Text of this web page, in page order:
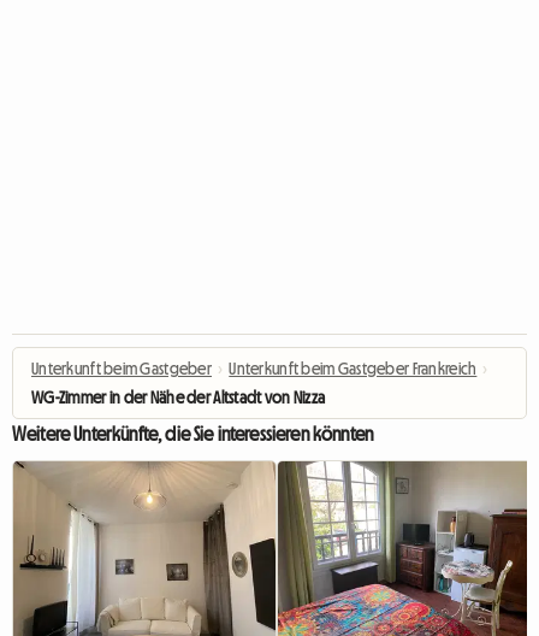
Unterkunft beim Gastgeber › Unterkunft beim Gastgeber Frankreich ›
WG-Zimmer in der Nähe der Altstadt von Nizza
Weitere Unterkünfte, die Sie interessieren könnten